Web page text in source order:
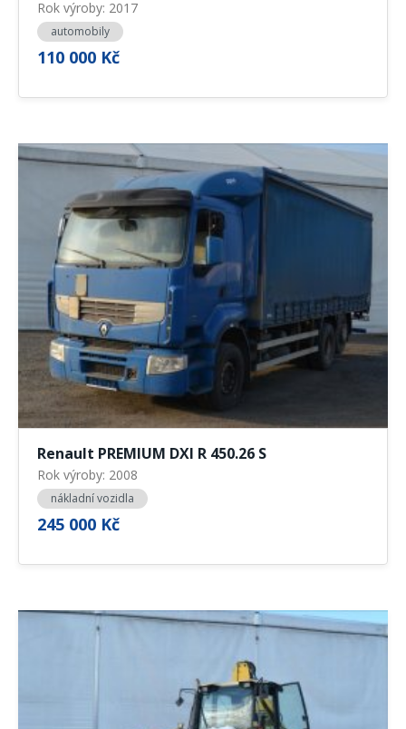
Rok výroby: 2017
automobily
110 000 Kč
Renault PREMIUM DXI R 450.26 S
Rok výroby: 2008
nákladní vozidla
245 000 Kč